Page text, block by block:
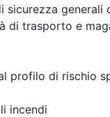
sicurezza generali
di trasporto e
profilo di rischio
incendi